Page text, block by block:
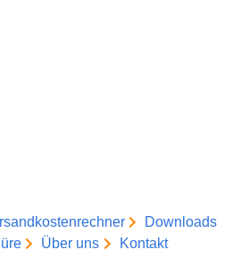
Downloads
Über uns Kontakt